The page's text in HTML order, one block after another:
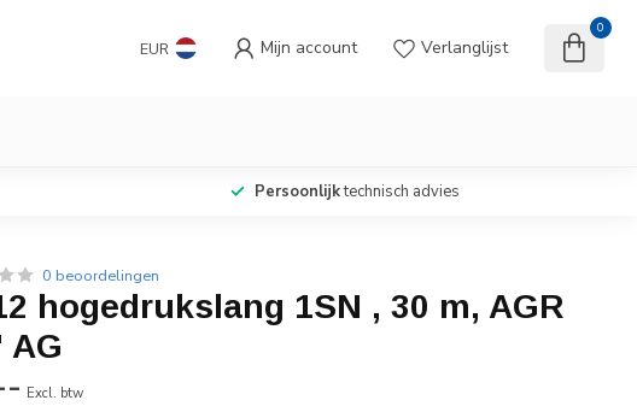
EUR Mijn account Verlanglijst
0
Persoonlijktechnisch advies
0 beoordelingen
hogedrukslang 1SN , 30 m, AGR
AG
Excl. btw